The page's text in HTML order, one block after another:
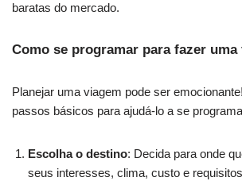
baratas do mercado.
Como se programar para fazer uma
Planejar uma viagem pode ser
passos básicos para ajudá-lo a se
Escolha o destino: Decida para onde
seus interesses, clima, custo e